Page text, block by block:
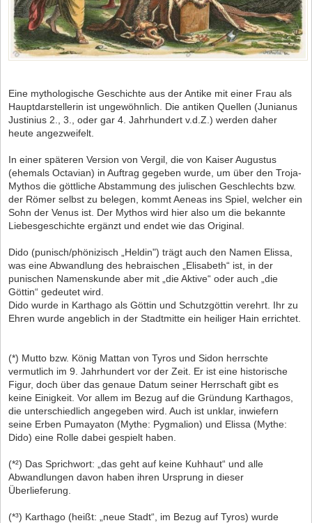
Eine mythologische Geschichte aus der Antike mit einer Frau als
Hauptdarstellerin ist ungewöhnlich. Die antiken Quellen (Junianus
Justinius 2., 3., oder gar 4. Jahrhundert v.d.Z.) werden daher
heute angezweifelt.
In einer späteren Version von Vergil, die von Kaiser Augustus
(ehemals Octavian) in Auftrag gegeben wurde, um über den Troja-
Mythos die göttliche Abstammung des julischen Geschlechts bzw.
der Römer selbst zu belegen, kommt Aeneas ins Spiel, welcher ein
Sohn der Venus ist. Der Mythos wird hier also um die bekannte
Liebesgeschichte ergänzt und endet wie das Original.
Dido (punisch/phönizisch „Heldin") trägt auch den Namen Elissa,
was eine Abwandlung des hebraischen „Elisabeth“ ist, in der
punischen Namenskunde aber mit „die Aktive“ oder auch „die
Göttin“ gedeutet wird.
Dido wurde in Karthago als Göttin und Schutzgöttin verehrt. Ihr zu
Ehren wurde angeblich in der Stadtmitte ein heiliger Hain errichtet.
(*) Mutto bzw. König Mattan von Tyros und Sidon herrschte
vermutlich im 9. Jahrhundert vor der Zeit. Er ist eine historische
Figur, doch über das genaue Datum seiner Herrschaft gibt es
keine Einigkeit. Vor allem im Bezug auf die Gründung Karthagos,
die unterschiedlich angegeben wird. Auch ist unklar, inwiefern
seine Erben Pumayaton (Mythe: Pygmalion) und Elissa (Mythe:
Dido) eine Rolle dabei gespielt haben.
(*²) Das Sprichwort: „das geht auf keine Kuhhaut“ und alle
Abwandlungen davon haben ihren Ursprung in dieser
Überlieferung.
(*³) Karthago (heißt: „neue Stadt“, im Bezug auf Tyros) wurde